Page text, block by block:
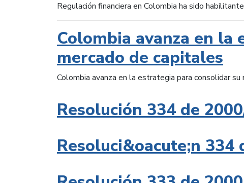
Regulación financiera en Colombia ha sido
Colombia avanza en
mercado de capitales
Colombia avanza en la estrategia para consolidar
Resolución 334 de
Resoluci&oacute;n 334